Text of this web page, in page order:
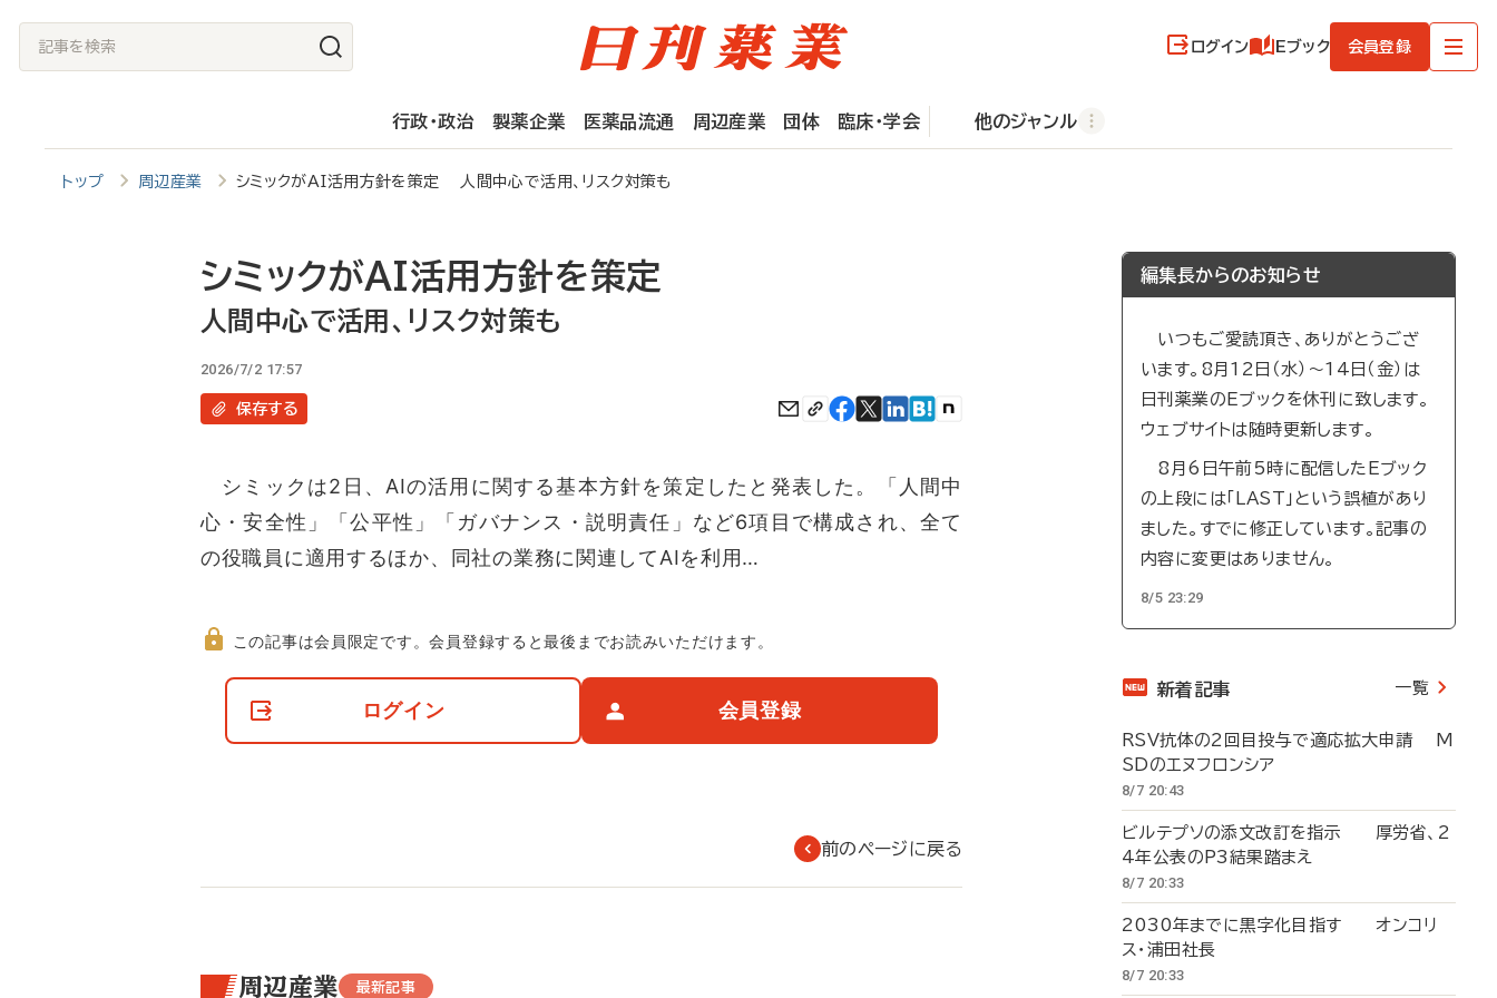
記
事
ログイン Eブック 会員登録
行政・政治 製薬企業 医薬品流通 周辺産業 団体 臨床・学会 他のジャンル
トップ 周辺産業 シミックがAI活用方針を策定 人間中心で活用、リスク対策も
シミックがAI活用方針を策定
人間中心で活用、リスク対策も
2026/7/2 17:57
保存する
シミックは2日、AIの活用に関する基本方針を策定したと発表した。「人間中
心・安全性」「公平性」「ガバナンス・説明責任」など6項目で構成され、全て
の役職員に適用するほか、同社の業務に関連してAIを利用…
て
この記事は会員限定です。会員登録すると最後までお読みいただけます。
ログイン 会員登録
前のページに戻る
周辺産業 最新記事
編集長からのお知らせ
いつもご愛読頂き、ありがとうござ
います。8月12日（水）～14日（金）は
日刊薬業のEブックを休刊に致します。
ウェブサイトは随時更新します。
8月6日午前5時に配信したEブック
の上段には「LAST」という誤植があり
ました。すでに修正しています。記事の
内容に変更はありません。
8/5 23:29
新着記事 一覧
RSV抗体の2回目投与で適応拡大申請 M
SDのエヌフロンシア
8/7 20:43
ビルテプソの添文改訂を指示 厚労省、2
4年公表のP3結果踏まえ
8/7 20:33
2030年までに黒字化目指す オンコリ
ス・浦田社長
8/7 20:33